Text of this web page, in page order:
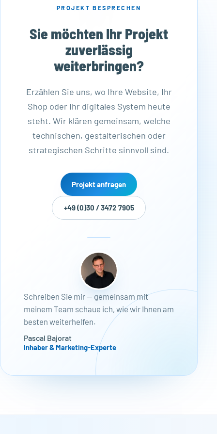
PROJEKT BESPRECHEN
Sie möchten Ihr Projekt
zuverlässig
weiterbringen?
Erzählen Sie uns, wo Ihre Website, Ihr
Shop oder Ihr digitales System heute
steht. Wir klären gemeinsam, welche
technischen, gestalterischen oder
strategischen Schritte sinnvoll sind.
Projekt anfragen
+49 (0)30 / 3472 7905
Schreiben Sie mir — gemeinsam mit
meinem Team schaue ich, wie wir Ihnen am
besten weiterhelfen.
Pascal Bajorat
Inhaber & Marketing-Experte